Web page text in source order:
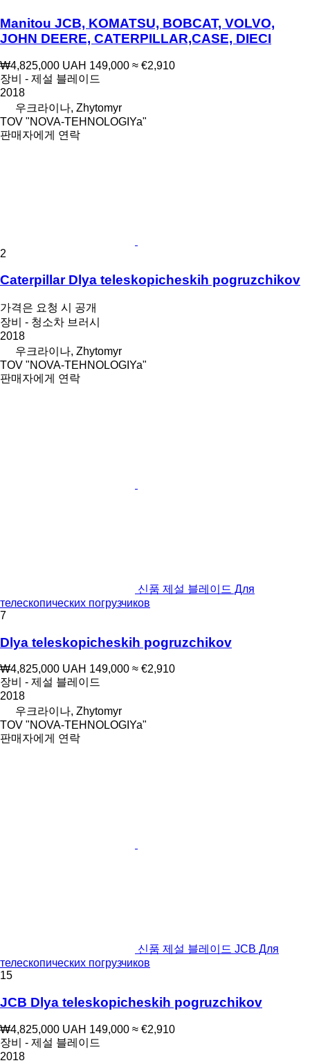
Manitou JCB, KOMATSU, BOBCAT, VOLVO,
JOHN DEERE, CATERPILLAR,CASE, DIECI
₩4,825,000 UAH 149,000 ≈ €2,910
장비 - 제설 블레이드
2018
우크라이나, Zhytomyr
TOV "NOVA-TEHNOLOGIYa"
판매자에게 연락
2
Caterpillar Dlya teleskopicheskih pogruzchikov
가격은 요청 시 공개
장비 - 청소차 브러시
2018
우크라이나, Zhytomyr
TOV "NOVA-TEHNOLOGIYa"
판매자에게 연락
신품 제설 블레이드 Для
телескопических погрузчиков
7
Dlya teleskopicheskih pogruzchikov
₩4,825,000 UAH 149,000 ≈ €2,910
장비 - 제설 블레이드
2018
우크라이나, Zhytomyr
TOV "NOVA-TEHNOLOGIYa"
판매자에게 연락
신품 제설 블레이드 JCB Для
телескопических погрузчиков
15
JCB Dlya teleskopicheskih pogruzchikov
₩4,825,000 UAH 149,000 ≈ €2,910
장비 - 제설 블레이드
2018